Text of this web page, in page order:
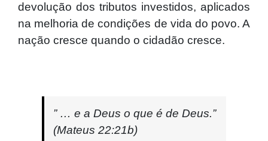
devolução dos tributos investidos, aplicados
na melhoria de condições de vida do povo. A
nação cresce quando o cidadão cresce.
” … e a Deus o que é de Deus.”
(Mateus 22:21b)